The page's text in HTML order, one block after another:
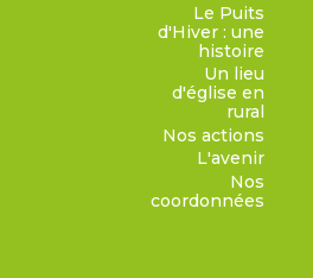
Le Puits
d'Hiver : une
histoire
Un lieu
d'église en
rural
Nos actions
L'avenir
Nos
coordonnées